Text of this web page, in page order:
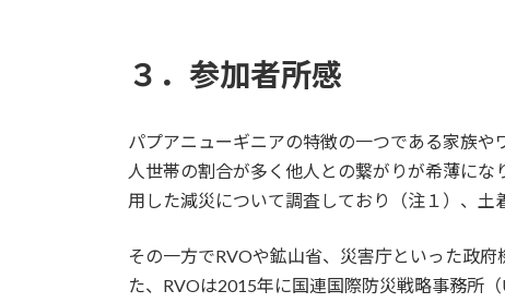
３．参加者所感
パプアニューギニアの特徴の一つである家族
人世帯の割合が多く他人との繋がりが希薄に
用した減災について調査しており（注１）、土
その一方でRVOや鉱山省、災害庁といった政
た、RVOは2015年に国連国際防災戦略事務所